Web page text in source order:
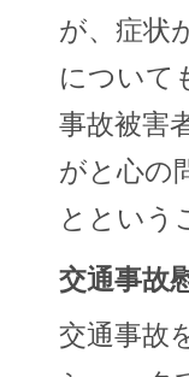
が、症状
について
事故被害
がと心の
とという
交通事故
交通事故